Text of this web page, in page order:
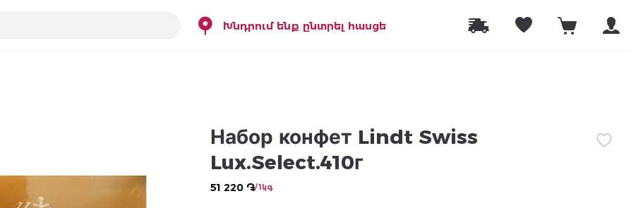
Խնդրում ենք ընտրել հասցե
Набор конфет Lindt Swiss
Lux.Select.410г
51 220 ֏/ 1կգ